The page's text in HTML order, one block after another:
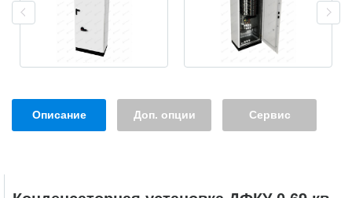
Описание Доп. опции Сервис